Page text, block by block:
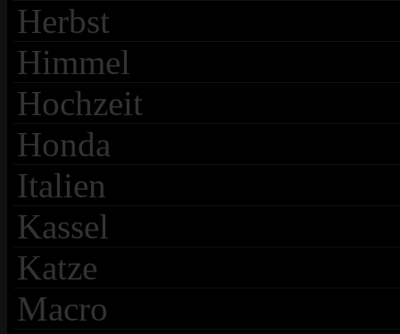
Herbst
Himmel
Hochzeit
Honda
Italien
Kassel
Katze
Macro